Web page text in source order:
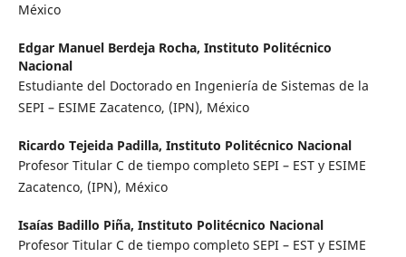
México
Edgar Manuel Berdeja Rocha, Instituto Politécnico
Nacional
Estudiante del Doctorado en Ingeniería de Sistemas de la
SEPI – ESIME Zacatenco, (IPN), México
Ricardo Tejeida Padilla, Instituto Politécnico Nacional
Profesor Titular C de tiempo completo SEPI – EST y ESIME
Zacatenco, (IPN), México
Isaías Badillo Piña, Instituto Politécnico Nacional
Profesor Titular C de tiempo completo SEPI – EST y ESIME